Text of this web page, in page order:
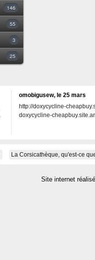
146
55
3
25
omobigusew, le 25 mars
http://doxycycline-
doxycycline-
La Corsicathèque, qu'est-ce
Site internet